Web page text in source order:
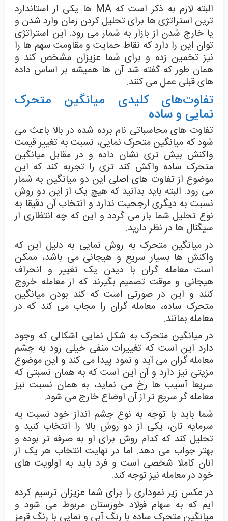
البته لازم به ذکر است که MA ها یکی از استاندارد
ترین استراتژی ها برای تحلیل کردن زمان وارد شدن و
یا خارج شدن از بازار به شمار می رود. این استراتژی
توان این را دارد که نقاط حمایت و مقاومت سهم ها را
نیز تخمین زده و برای شما عزیزان مشخص کند و
همان طور که گفته شد آن ها همیشه بر اساس داده
های قبلی عمل می کنند.
تفاوت‌های کلیدی میانگین متحرک
نمایی و ساده
تفاوت های محاسباتی نام برده شده در بالا باعث می
شود که میانگین متحرک نمایی، نسبت به تغییر قیمت
واکنش بیش تری نشان داده و در مقابل میانگین
متحرک ساده واکش کند تری را تجربه کند که این
موضوع از تفاوت های اصلی این دو میانگین به شمار
می رود. البته باید بدانید که هیچ یک از این دو روش
نسبت به دیگری ارجحیت ندارد و انتخاب آن دقیقا به
نوع تحلیل شما باز می گردد و این که چه انتظاری از
سیگنال ها در نظر دارید.
در میانگین متحرک به روش نمایی به دلیل این که
واکنش ها بسیار سریع و هیجانی می باشد، ممکن
است معامله گران با دیدن یک تغییر و انحراف
هیجانی و موقت تصمیم بگیرند که از معامله خروج
کنند و این در صورتی است که کند بودن میانگین
متحرک ساده، معامله گران را مجاب می کند که در
معامله بمانند.
در میانگین متحرک به شکل نمایی اشکالی که وجود
دارد این است که تغییرات منفی خیلی زود به چشم
معامله گران می آید و نمود پیدا می کند و این موضوع
مزیتی نیز دارد و آن این است که به همان نسبتی که
سریعا آسیب ها رخ می نماید، به همان نسبت نیز
معامله گر سریع تر از آن اوضاع خارج می شود.
شما باید با توجه به نوع چشم انداز خود نسبت یه
سرمایه تان، یکی از دو روش بالا را انتخاب کنید و
تحلیل کند که کدام روش برای او به صرفه تر بوده و
بهتر جواب می دهد. اما در نهایت انتخاب هر یک از
انان کاملا شخصی است و فرد باید به اولویت های
خود در معامله نیز توجه کند.
در عکس زیر نموداری را برای شما عزیزان ترسیم کرده
ایم که به سهام فولاد خوزستان مربوط می شود و
میانگین متحرک ساده با رنگ آبی و نمایی با رنگ قرمز